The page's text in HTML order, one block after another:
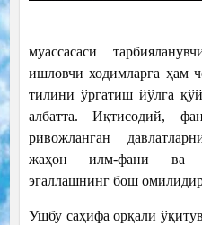
муассасаси
ишловчи ходимларга ҳам
тилини ўргатиш йўлга
албатта. Иқтисодий,
ривожланган
жаҳон илм-фани ва
эгаллашнинг бош
Ушбу саҳифа орқали